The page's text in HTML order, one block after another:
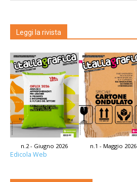
Leggi la rivista
n.2 - Giugno 2026 n.1 - Maggio 2026
Edicola Web